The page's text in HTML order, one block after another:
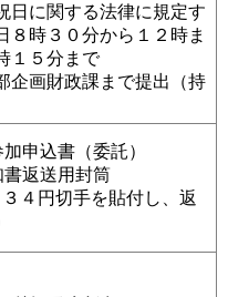
日に関する法律に規定す
８時３０分から１２時ま
１５分まで
企画財政課まで提出（持
申込書（委託）
返送用封筒
４円切手を貼付し、返